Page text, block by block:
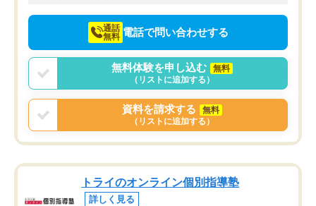
通話
無料 電話で問い合わせする
無料体験を申し込む
無料
（リストに追加する）
資料を請求する
無料
（リストに追加する）
トライのオンライン個別指導塾
詳しく見る